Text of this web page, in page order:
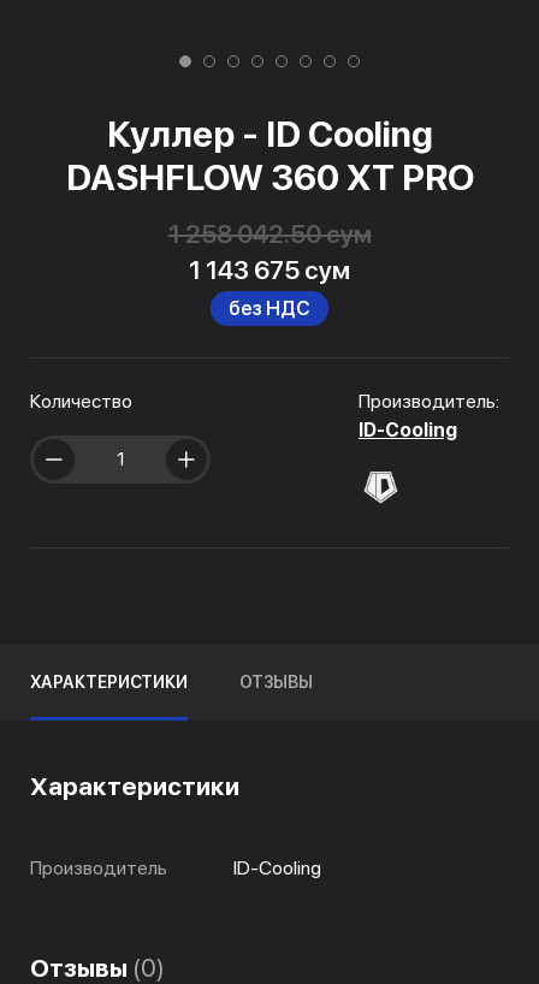
Куллер - ID Cooling
DASHFLOW 360 XT PRO
1 258 042.50 сум
1 143 675 сум
без НДС
Количество
Производитель:
ID-Cooling
ХАРАКТЕРИСТИКИ ОТЗЫВЫ
Характеристики
Производитель ID-Cooling
Отзывы (0)